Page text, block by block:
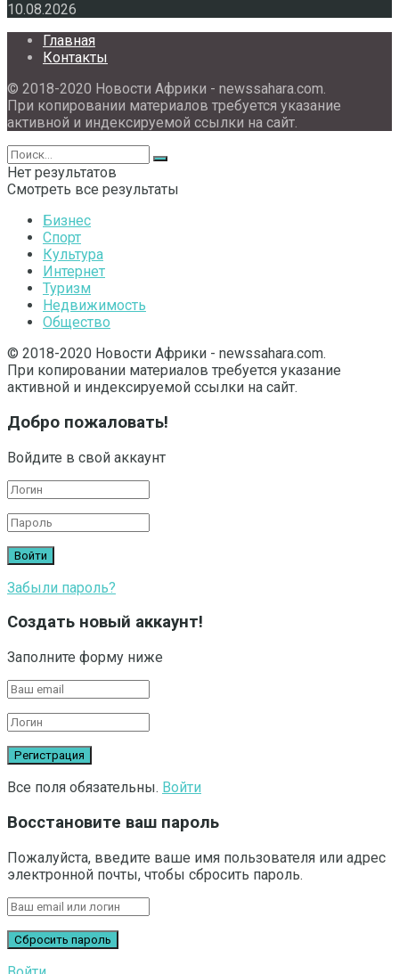
10.08.2026
Главная
Контакты
© 2018-2020 Новости Африки - newssahara.com.
При копировании материалов требуется указание
активной и индексируемой ссылки на сайт.
Нет результатов
Смотреть все результаты
Бизнес
Спорт
Культура
Интернет
Туризм
Недвижимость
Общество
© 2018-2020 Новости Африки - newssahara.com.
При копировании материалов требуется указание
активной и индексируемой ссылки на сайт.
Добро пожаловать!
Войдите в свой аккаунт
Забыли пароль?
Создать новый аккаунт!
Заполните форму ниже
Все поля обязательны. Войти
Восстановите ваш пароль
Пожалуйста, введите ваше имя пользователя или адрес
электронной почты, чтобы сбросить пароль.